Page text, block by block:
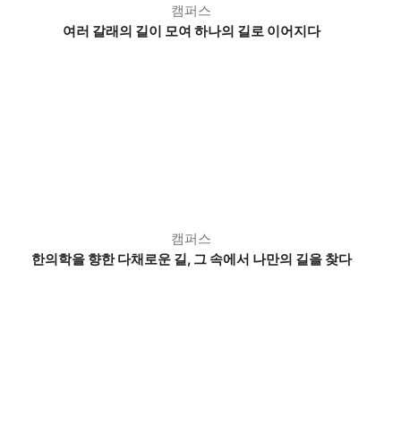
캠퍼스
여러 갈래의 길이 모여 하나의 길로 이어지다
캠퍼스
한의학을 향한 다채로운 길, 그 속에서 나만의 길을 찾다